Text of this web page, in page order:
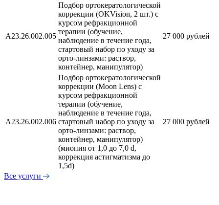
А23.26.002.005
Подбор ортокератологической
коррекции (OKVision, 2 шт.) с
курсом рефракционной
терапии (обучение,
наблюдение в течение года,
стартовый набор по уходу за
орто-линзами: раствор,
контейнер, манипулятор)
27 000 рублей
А23.26.002.006
Подбор ортокератологической
коррекции (Moon Lens) с
курсом рефракционной
терапии (обучение,
наблюдение в течение года,
стартовый набор по уходу за
орто-линзами: раствор,
контейнер, манипулятор)
(миопия от 1,0 до 7,0 d,
коррекция астигматизма до
1,5d)
27 000 рублей
Все услуги